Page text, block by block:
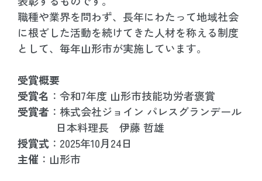
職種や業界を問わず、長年にわたって地域社会
に根ざした活動を続けてきた人材を称える制度
として、毎年山形市が実施しています。
受賞概要
受賞名 ：令和7年度 山形市技能功労者褒賞
受賞者 ：株式会社ジョイン パレスグランデール
日本料理長 伊藤 哲雄
授賞式 ：2025年10月24日
主催 ：山形市